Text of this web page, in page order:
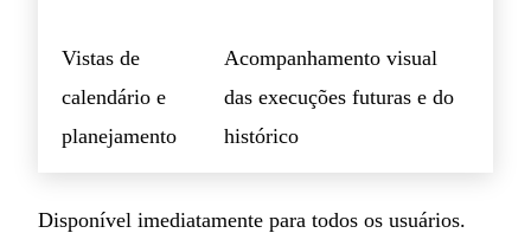
Vistas de
calendário e
planejamento
Acompanhamento visual
das execuções futuras e do
histórico
Disponível imediatamente para todos os usuários.